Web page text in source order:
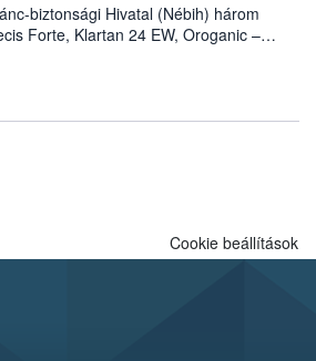
biztonsági Hivatal (Nébih) három
Forte, Klartan 24 EW, Oroganic –
így azok a szüretet követően,
(BBCH 91) stádiumáig
lehetőség a károsító elleni további
elérhető és ökológiai termesztésben is
Cookie beállítások